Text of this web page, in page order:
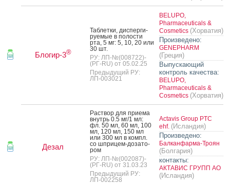
Блогир-3®
Таб­летки, дис­перги­
ру­емые в по­лос­ти
рта, 5 мг: 5, 10, 20 или
30 шт.
РУ: ЛП-№(008722)-
(РГ-RU) от 05.02.25
Предыдущий РУ:
ЛП-003021
BELUPO,
Pharmaceuticals &
Cosmetics (Хорватия)
Произведено:
GENEPHARM
(Греция)
Выпускающий
контроль качества:
BELUPO,
Pharmaceuticals &
Cosmetics (Хорватия)
Дезал
Рас­твор для при­ема
внутрь 0.5 мг/1 мл:
фл. 50 мл, 60 мл, 100
мл, 120 мл, 150 мл
или 300 мл в компл.
со шпри­цем-до­зато­
ром
РУ: ЛП-№(002087)-
(РГ-RU) от 31.03.23
Предыдущий РУ:
ЛП-002258
Actavis Group PTC
ehf. (Исландия)
Произведено:
Балканфарма-Троян
(Болгария)
контакты:
АКТАВИС ГРУПП АО
(Исландия)